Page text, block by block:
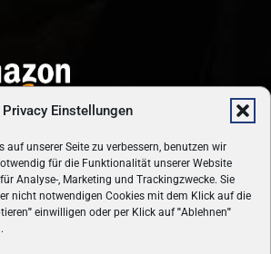
Privacy Einstellungen
auf unserer Seite zu verbessern, benutzen wir
für die Funktionalität unserer Website
Analyse-, Marketing und Trackingzwecke. Sie
nicht notwendigen Cookies mit dem Klick auf die
" einwilligen oder per Klick auf"Ablehnen"